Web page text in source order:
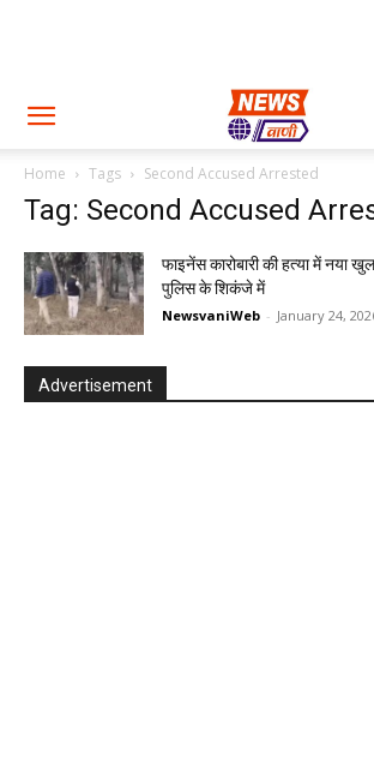
Home Tags Second Accused Arrested
Tag: Second Accused
फाइनेंस कारोबारी की हत्या में नया
पुलिस के शिकंजे में
NewsvaniWeb - January 24,
Advertisement